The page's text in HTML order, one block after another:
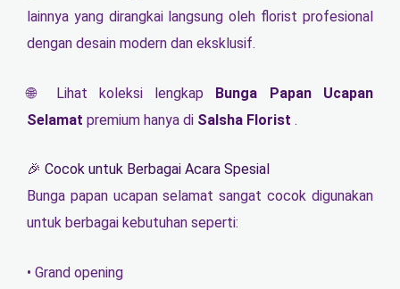
lainnya yang dirangkai langsung oleh florist profesional
dengan desain modern dan eksklusif.
🌐 Lihat koleksi lengkap Bunga Papan Ucapan
Selamat premium hanya di Salsha Florist .
🎉 Cocok untuk Berbagai Acara Spesial
Bunga papan ucapan selamat sangat cocok digunakan
untuk berbagai kebutuhan seperti:
• Grand opening